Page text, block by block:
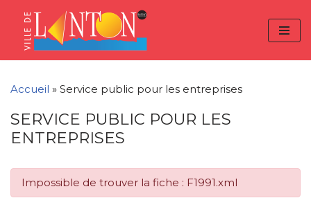
Content
navigation
Aller
Accueil » Service public pour les entreprises
SERVICE PUBLIC POUR LES
ENTREPRISES
Impossible de trouver la fiche : F1991.xml
Panneau de gestion des cookies